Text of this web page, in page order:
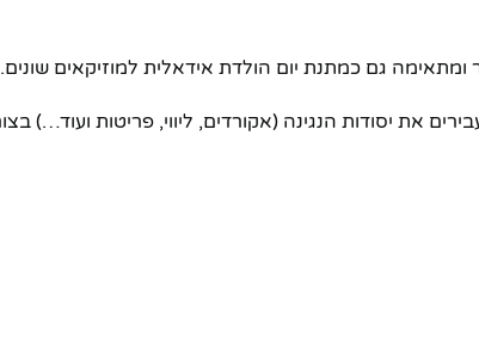
גם כמתנת יום הולדת אידאלית למוזיקאים שונים.